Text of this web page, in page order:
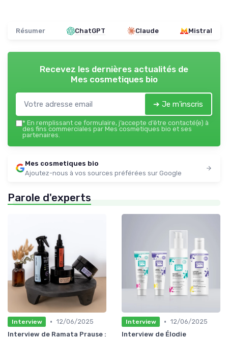
Résumer ChatGPT Claude Mistral
Recevez les dernières actualités de
Mes cosmetiques bio
➔ Je m'inscris
* En remplissant ce formulaire, j’accepte d’être contacté(e) à
des fins commerciales par Mes cosmetiques bio et ses
partenaires.
Mes cosmetiques bio
Ajoutez-nous à vos sources préférées sur Google
Parole d'experts
Interview • 12/06/2025
Interview de Ramata Prause :
Interview • 12/06/2025
Interview de Élodie